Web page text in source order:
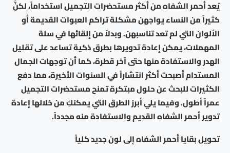
يُعد أحمر الشفاه من أكثر مستحضرات التجميل استخداماً، لكنَّ
كثيراً من النساء يواجهن مشكلة تراكم العبوات القديمة أو
الألوان التي لم تعد تناسبهن. وبدلاً من إلقائها في سلة
المهملات، يمكن إعادة تدويرها بطرق ذكية تساعد على تقليل
الهدر والاستفادة منها حتى آخر قطرة، كما أن توجهات الجمال
المستدام أصبحت أكثر انتشاراً في السنوات الأخيرة، مما دفع
الكثيرات للبحث عن حلول مبتكرة تمنح مستحضرات التجميل
عمراً أطول. وفيما يلي أبرز الطرق التي يمكنكِ من خلالها إعادة
تدوير أحمر الشفاه القديم والاستفادة منه مجدداً.
تحويل بقايا أحمر الشفاه إلى لون جديد كلياً